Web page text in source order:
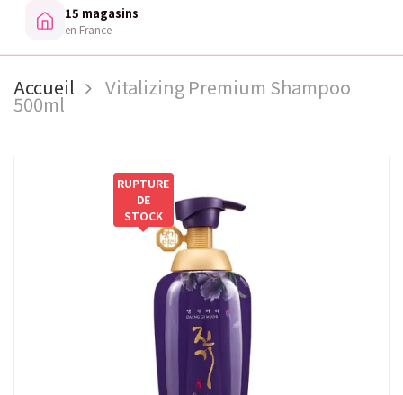
15 magasins
en France
Accueil Vitalizing Premium Shampoo
500ml
RUPTURE
DE
STOCK